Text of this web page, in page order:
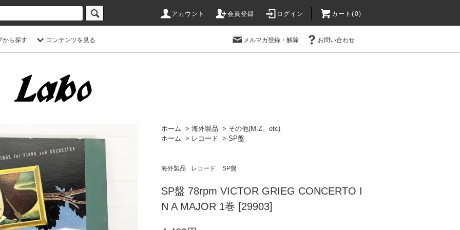
アカウント 会員登録 ログイン カート(0)
から探す コンテンツを見る メルマガ登録・解除 お問い合わせ
ホーム > 海外製品 > その他(M-Z、etc)
ホーム > レコード > SP盤
海外製品 レコード SP盤
SP盤 78rpm VICTOR GRIEG CONCERTO I
N A MAJOR 1巻 [29903]